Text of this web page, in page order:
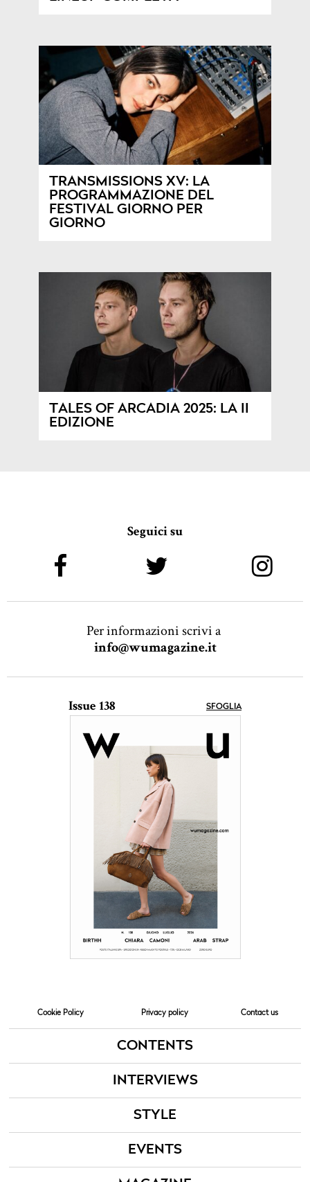
TRANSMISSIONS XV: LA
PROGRAMMAZIONE DEL
FESTIVAL GIORNO PER
GIORNO
TALES OF ARCADIA 2025: LA II
EDIZIONE
Seguici su
Per informazioni scrivi a
info@wumagazine.it
Issue 138 SFOGLIA
Cookie Policy Privacy policy Contact us
CONTENTS
INTERVIEWS
STYLE
EVENTS